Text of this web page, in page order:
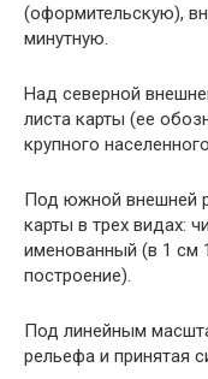
(оформительскую),
минутную.
Над северной
листа карты (ее
крупного
Под южной внешней
карты в трех видах:
именованный (в 1 см
построение).
Под линейным
рельефа и принятая